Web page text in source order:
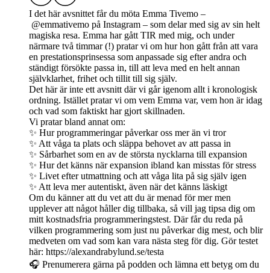
I det här avsnittet får du möta Emma Tivemo –
@emmativemo på Instagram – som delar med sig av sin helt
magiska resa. Emma har gått TIR med mig, och under
närmare två timmar (!) pratar vi om hur hon gått från att vara
en prestationsprinsessa som anpassade sig efter andra och
ständigt försökte passa in, till att leva med en helt annan
självklarhet, frihet och tillit till sig själv.
Det här är inte ett avsnitt där vi går igenom allt i kronologisk
ordning. Istället pratar vi om vem Emma var, vem hon är idag
och vad som faktiskt har gjort skillnaden.
Vi pratar bland annat om:
✨ Hur programmeringar påverkar oss mer än vi tror
✨ Att våga ta plats och släppa behovet av att passa in
✨ Sårbarhet som en av de största nycklarna till expansion
✨ Hur det känns när expansion ibland kan misstas för stress
✨ Livet efter utmattning och att våga lita på sig själv igen
✨ Att leva mer autentiskt, även när det känns läskigt
Om du känner att du vet att du är menad för mer men
upplever att något håller dig tillbaka, så vill jag tipsa dig om
mitt kostnadsfria programmeringstest. Där får du reda på
vilken programmering som just nu påverkar dig mest, och blir
medveten om vad som kan vara nästa steg för dig. Gör testet
här: https://alexandrabylund.se/testa
🎧 Prenumerera gärna på podden och lämna ett betyg om du